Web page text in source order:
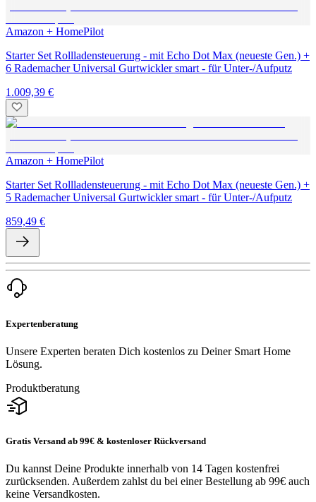
Amazon + HomePilot
Starter Set Rollladensteuerung - mit Echo Dot Max (neueste Gen.) +
6 Rademacher Universal Gurtwickler smart - für Unter-/Aufputz
1.009,39 €
Amazon + HomePilot
Starter Set Rollladensteuerung - mit Echo Dot Max (neueste Gen.) +
5 Rademacher Universal Gurtwickler smart - für Unter-/Aufputz
859,49 €
Expertenberatung
Unsere Experten beraten Dich kostenlos zu Deiner Smart Home
Lösung.
Produktberatung
Gratis Versand ab 99€ & kostenloser Rückversand
Du kannst Deine Produkte innerhalb von 14 Tagen kostenfrei
zurücksenden. Außerdem zahlst du bei einer Bestellung ab 99€ auch
keine Versandkosten.